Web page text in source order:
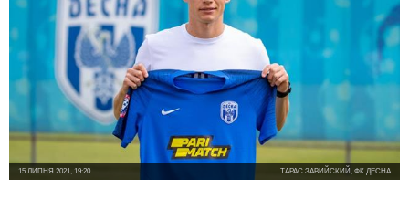
ТАРАС ЗАВИЙСКИЙ, ФК ДЕСНА
15 ЛИПНЯ 2021, 19:20